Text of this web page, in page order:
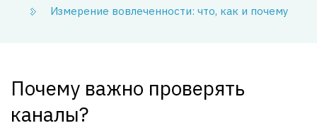
Измерение вовлеченности: что, как и почему
Почему важно проверять
каналы?